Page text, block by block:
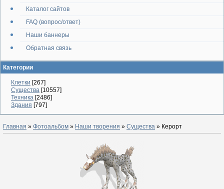
Каталог сайтов
FAQ (вопрос/ответ)
Наши баннеры
Обратная связь
Категории
Клетки [267]
Существа [10557]
Техника [2486]
Здания [797]
Главная » Фотоальбом » Наши творения » Существа » Керорт